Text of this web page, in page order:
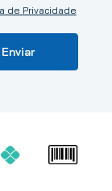
de Privacidade
Enviar